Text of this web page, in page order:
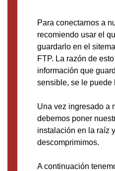
Para conectarnos a
recomiendo usar el
guardarlo en el
FTP. La razón de
información que
sensible, se le puede
Una vez ingresado a
debemos poner
instalación en la raíz
descomprimimos.
A continuación